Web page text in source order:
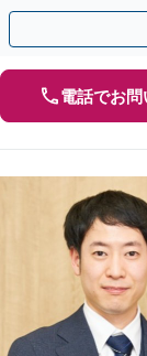
者の方との示談交渉
電話でお